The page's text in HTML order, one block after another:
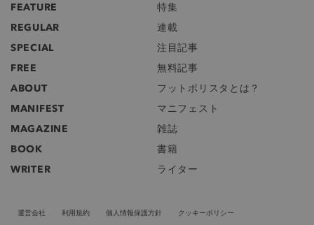
FEATURE
特集
REGULAR
連載
SPECIAL
注目記事
FREE
無料記事
ABOUT
フットボリスタとは？
MANIFEST
マニフェスト
MAGAZINE
雑誌
BOOK
書籍
WRITER
ライター
運営会社 利用規約 個人情報保護方針
クッキーポリシー